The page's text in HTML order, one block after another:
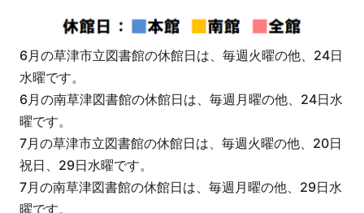
6月の草津市立図書館の休館日は、毎週火曜の他、24日
水曜です。
6月の南草津図書館の休館日は、毎週月曜の他、24日水
曜です。
7月の草津市立図書館の休館日は、毎週火曜の他、20日
祝日、29日水曜です。
7月の南草津図書館の休館日は、毎週月曜の他、29日水
曜です。